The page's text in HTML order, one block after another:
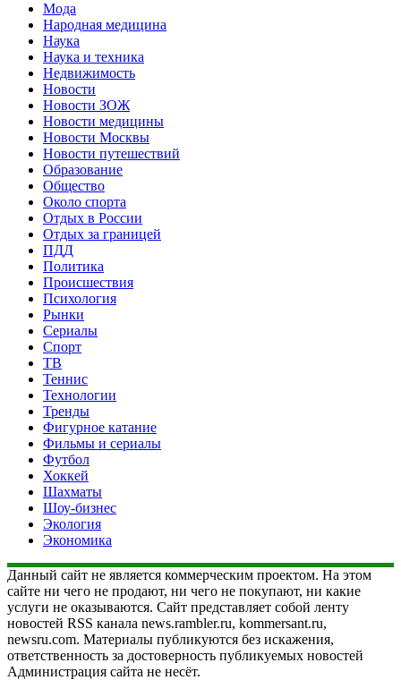
Мода
Народная медицина
Наука
Наука и техника
Недвижимость
Новости
Новости ЗОЖ
Новости медицины
Новости Москвы
Новости путешествий
Образование
Общество
Около спорта
Отдых в России
Отдых за границей
ПДД
Политика
Происшествия
Психология
Рынки
Сериалы
Спорт
ТВ
Теннис
Технологии
Тренды
Фигурное катание
Фильмы и сериалы
Футбол
Хоккей
Шахматы
Шоу-бизнес
Экология
Экономика
Данный сайт не является коммерческим проектом. На этом
сайте ни чего не продают, ни чего не покупают, ни какие
услуги не оказываются. Сайт представляет собой ленту
новостей RSS канала news.rambler.ru, kommersant.ru,
newsru.com. Материалы публикуются без искажения,
ответственность за достоверность публикуемых новостей
Администрация сайта не несёт.